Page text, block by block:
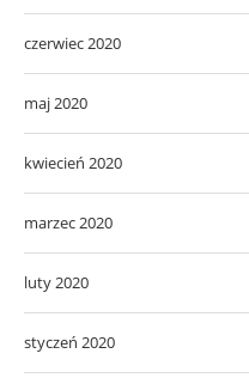
czerwiec 2020
maj 2020
kwiecień 2020
marzec 2020
luty 2020
styczeń 2020